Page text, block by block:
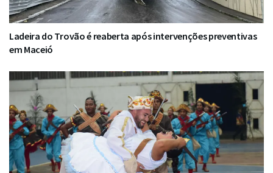
Ladeira do Trovão é reaberta após intervenções preventivas
em Maceió